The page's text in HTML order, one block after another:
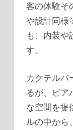
客の体験そ
や設計同様
も、内装や
す。
カクテルバ
るが、ビア
な空間を提
ルの中から